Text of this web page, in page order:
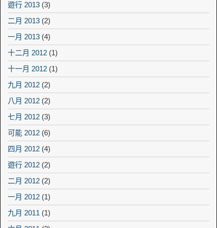
遊行 2013 (3)
二月 2013 (2)
一月 2013 (4)
十二月 2012 (1)
十一月 2012 (1)
九月 2012 (2)
八月 2012 (2)
七月 2012 (3)
可能 2012 (6)
四月 2012 (4)
遊行 2012 (2)
二月 2012 (2)
一月 2012 (1)
九月 2011 (1)